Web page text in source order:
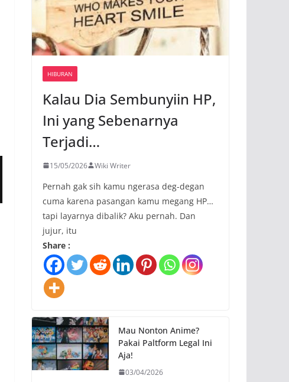
HIBURAN
Kalau Dia Sembunyiin HP,
Ini yang Sebenarnya
Terjadi…
15/05/2026 Wiki Writer
Pernah gak sih kamu ngerasa deg-degan
cuma karena pasangan kamu megang HP…
tapi layarnya dibalik? Aku pernah. Dan
jujur, itu
Share :
Mau Nonton Anime?
Pakai Paltform Legal Ini
Aja!
03/04/2026